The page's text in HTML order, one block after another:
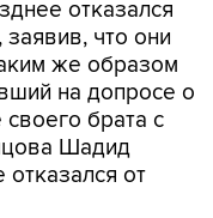
же образом
на допросе о
брата с
Шадид
от
об убийстве